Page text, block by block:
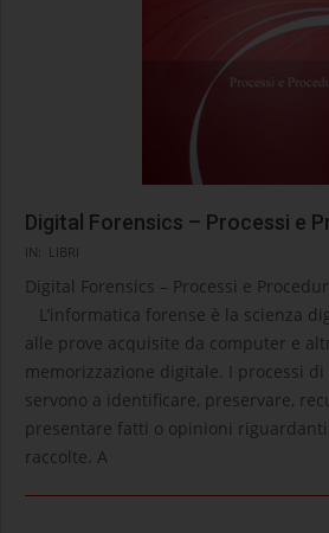
Digital Forensics – Processi e
2025-
10-
IN: LIBRI
Digital Forensics – Processi e
L’informatica forense è la scienza
alle prove acquisite da computer e
memorizzazione digitale. I processi
servono a identificare, preservare,
presentare fatti o opinioni
raccolte. A